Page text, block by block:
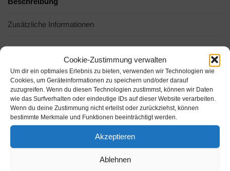
Cookie-Zustimmung verwalten
Um dir ein optimales Erlebnis zu bieten, verwenden wir Technologien wie
Cookies, um Geräteinformationen zu speichern und/oder darauf
zuzugreifen. Wenn du diesen Technologien zustimmst, können wir Daten
wie das Surfverhalten oder eindeutige IDs auf dieser Website verarbeiten.
Wenn du deine Zustimmung nicht erteilst oder zurückziehst, können
bestimmte Merkmale und Funktionen beeinträchtigt werden.
Akzeptieren
Ablehnen
Zusätzliche Informationen